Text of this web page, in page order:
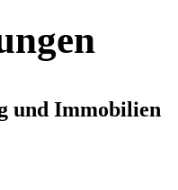
und Immobilien